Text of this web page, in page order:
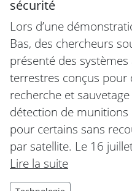
sécurité
Lors d’une
Bas, des chercheurs
présenté des
terrestres conçus pour
recherche et
détection de
pour certains sans
par satellite. Le 16
Lire la suite